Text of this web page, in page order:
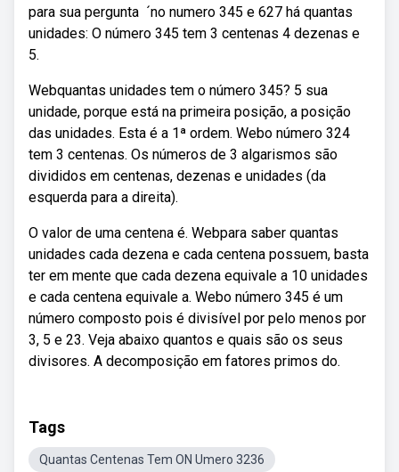
para sua pergunta ️ ´no numero 345 e 627 há quantas
unidades: O número 345 tem 3 centenas 4 dezenas e
5.
Webquantas unidades tem o número 345? 5 sua
unidade, porque está na primeira posição, a posição
das unidades. Esta é a 1ª ordem. Webo número 324
tem 3 centenas. Os números de 3 algarismos são
divididos em centenas, dezenas e unidades (da
esquerda para a direita).
O valor de uma centena é. Webpara saber quantas
unidades cada dezena e cada centena possuem, basta
ter em mente que cada dezena equivale a 10 unidades
e cada centena equivale a. Webo número 345 é um
número composto pois é divisível por pelo menos por
3, 5 e 23. Veja abaixo quantos e quais são os seus
divisores. A decomposição em fatores primos do.
Tags
Quantas Centenas Tem ON Umero 3236